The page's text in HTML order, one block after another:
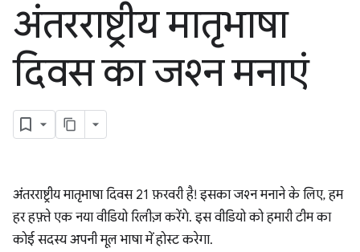
अंतरराष्ट्रीय मातृभाषा
दिवस का जश्न मनाएं
अंतरराष्ट्रीय मातृभाषा दिवस 21 फ़रवरी है! इसका जश्न मनाने के लिए, हम
हर हफ़्ते एक नया वीडियो रिलीज़ करेंगे. इस वीडियो को हमारी टीम का
कोई सदस्य अपनी मूल भाषा में होस्ट करेगा.